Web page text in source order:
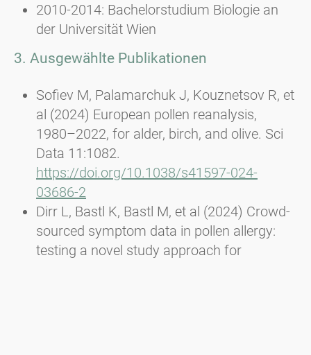
2010-2014: Bachelorstudium Biologie an
der Universität Wien
3. Ausgewählte Publikationen
Sofiev M, Palamarchuk J, Kouznetsov R, et
al (2024) European pollen reanalysis,
1980–2022, for alder, birch, and olive. Sci
Data 11:1082.
https://doi.org/10.1038/s41597-024-
03686-2
Dirr L, Bastl K, Bastl M, et al (2024) Crowd-
sourced symptom data in pollen allergy:
testing a novel study approach for